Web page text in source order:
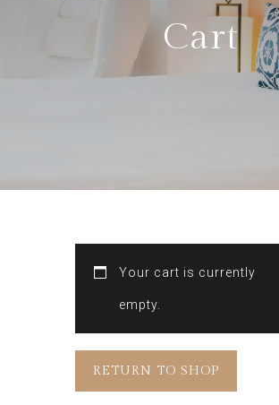
Cart
Your cart is currently
empty.
RETURN TO SHOP